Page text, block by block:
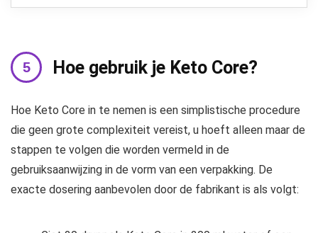
Hoe gebruik je Keto Core?
Hoe Keto Core in te nemen is een simplistische procedure
die geen grote complexiteit vereist, u hoeft alleen maar de
stappen te volgen die worden vermeld in de
gebruiksaanwijzing in de vorm van een verpakking. De
exacte dosering aanbevolen door de fabrikant is als volgt: